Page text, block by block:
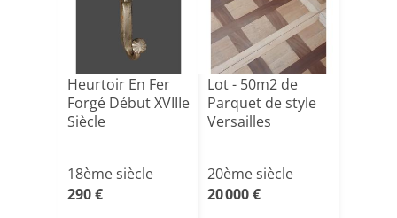
Heurtoir En Fer
Forgé Début XVIIIe
Siècle
18ème siècle
290 €
​Lot - 50m2 de
Parquet de style
Versailles
20ème siècle
20 000 €